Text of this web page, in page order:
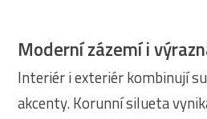
Moderní zázemí i
Interiér i exteriér kombinují
akcenty. Korunní silueta